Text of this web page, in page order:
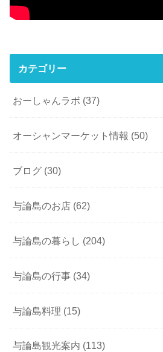
カテゴリー
おーしゃんラボ (37)
オーシャンマーケット情報 (50)
ブログ (30)
与論島のお店 (62)
与論島の暮らし (204)
与論島の行事 (34)
与論島料理 (15)
与論島観光案内 (113)